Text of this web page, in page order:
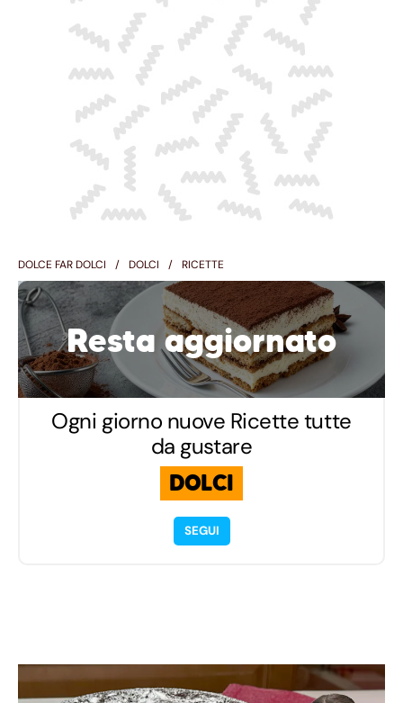
DOLCE FAR DOLCI DOLCI RICETTE
Resta aggiornato
Ogni giorno nuove Ricette tutte
da gustare
DOLCI
SEGUI